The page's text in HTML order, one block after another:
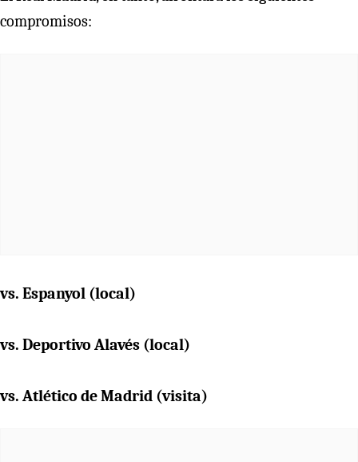
compromisos:
vs. Espanyol (local)
vs. Deportivo Alavés (local)
vs. Atlético de Madrid (visita)